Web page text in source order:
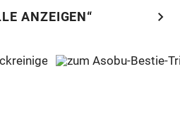
ANZEIGEN“ chevron_right